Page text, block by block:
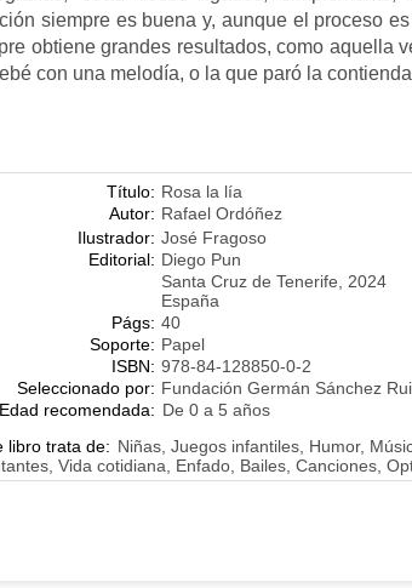
siempre es buena y, aunque el proceso
obtiene grandes resultados, como aquella
con una melodía, o la que paró la
Título: Rosa la lía
Autor: Rafael Ordóñez
Ilustrador: José Fragoso
Editorial: Diego Pun
Santa Cruz de Tenerife, 2024
España
Págs: 40
Soporte: Papel
ISBN: 978-84-128850-0-2
Seleccionado por: Fundación Germán Sánchez
recomendada: De 0 a 5 años
libro trata de: Niñas, Juegos infantiles, Humor,
Vida cotidiana, Enfado, Bailes, Canciones,